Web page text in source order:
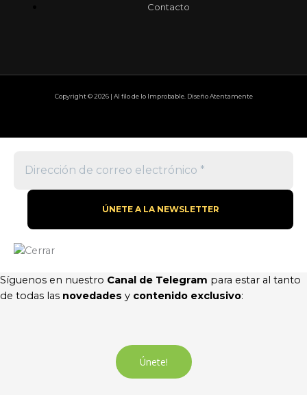
Contacto
Copyright © 2026 | Al filo de lo Improbable. Diseño Atentamente
Síguenos en nuestro Canal de Telegram para estar al tanto
de todas las novedades y contenido exclusivo:
Únete!